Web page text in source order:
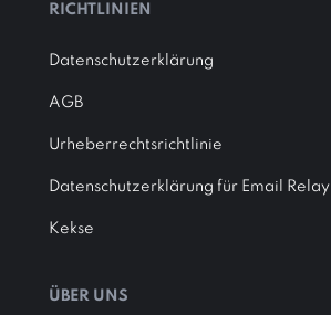
RICHTLINIEN
Datenschutzerklärung
AGB
Urheberrechtsrichtlinie
Datenschutzerklärung für Email Relay
Kekse
ÜBER UNS